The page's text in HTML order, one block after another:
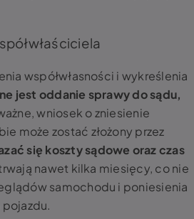
współwłasności i wykreślenia
jest oddanie sprawy do sądu,
wniosek o zniesienie
może zostać złożony przez
się koszty sądowe oraz czas
nawet kilka miesięcy, co nie
samochodu i poniesienia